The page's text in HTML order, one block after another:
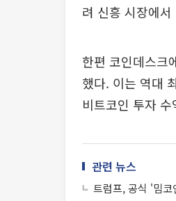
려 신흥 시장에
한편 코인데스크
했다. 이는 역대
비트코인 투자
관련 뉴스
트럼프, 공식 '밈